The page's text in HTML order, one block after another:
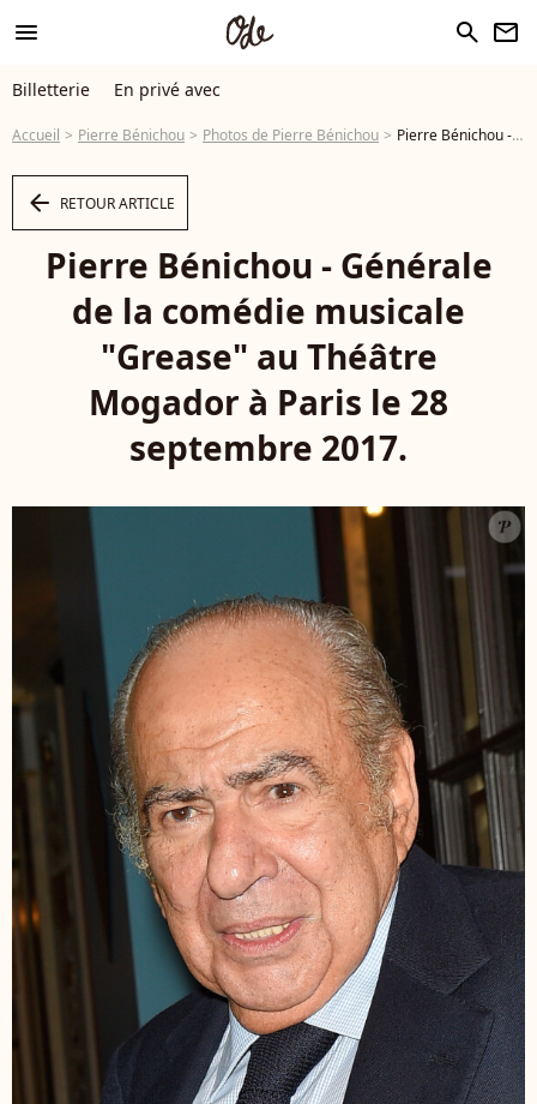
menu search newsletter
Billetterie En privé avec
Accueil Pierre Bénichou Photos de Pierre Bénichou Pierre Bénichou - Générale de la comédie musicale "Grease" au Théâtre Mogador à Paris le 28 septembre 2017. © Coadic Guirec/Bestimage - Photo
arrow_left RETOUR ARTICLE
Pierre Bénichou - Générale
de la comédie musicale
"Grease" au Théâtre
Mogador à Paris le 28
septembre 2017.